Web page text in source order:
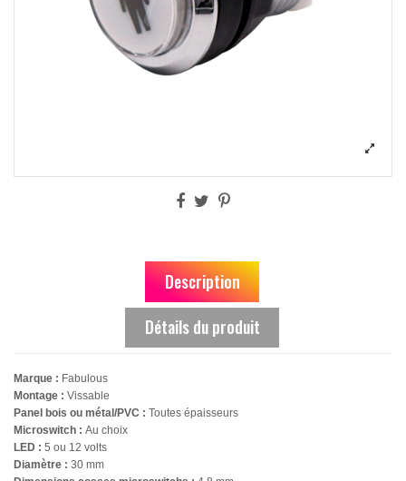
Description
Détails du produit
Marque : Fabulous
Montage : Vissable
Panel bois ou métal/PVC : Toutes épaisseurs
Microswitch : Au choix
LED : 5 ou 12 volts
Diamètre : 30 mm